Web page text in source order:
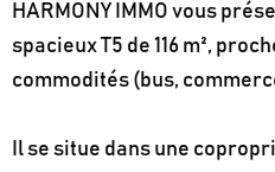
HARMONY IMMO vous
spacieux T5 de 116 m²,
commodités (bus,
Il se situe dans une